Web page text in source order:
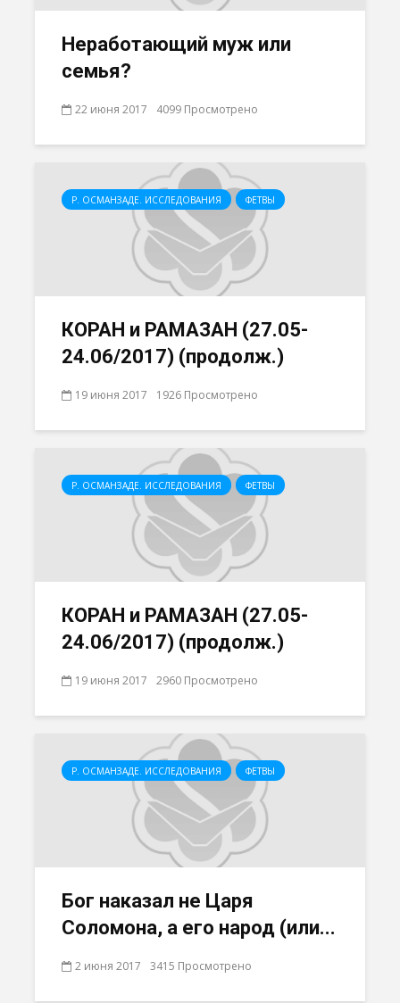
Неработающий муж или
семья?
22 июня 2017 4099 Просмотрено
Р. ОСМАНЗАДЕ. ИССЛЕДОВАНИЯ ФЕТВЫ
КОРАН и РАМАЗАН (27.05-
24.06/2017) (продолж.)
19 июня 2017 1926 Просмотрено
Р. ОСМАНЗАДЕ. ИССЛЕДОВАНИЯ ФЕТВЫ
КОРАН и РАМАЗАН (27.05-
24.06/2017) (продолж.)
19 июня 2017 2960 Просмотрено
Р. ОСМАНЗАДЕ. ИССЛЕДОВАНИЯ ФЕТВЫ
Бог наказал не Царя
Соломона, а его народ (или...
2 июня 2017 3415 Просмотрено